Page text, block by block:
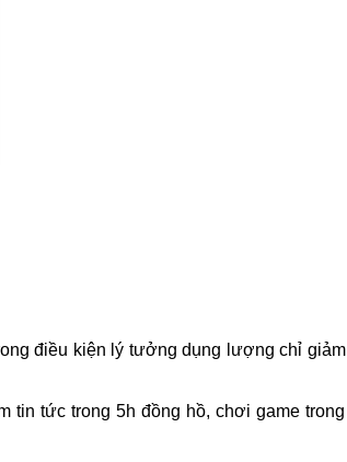
điều kiện lý tưởng dụng lượng chỉ giảm
tin tức trong 5h đồng hồ, chơi game trong